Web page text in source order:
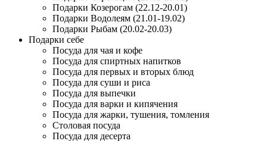
Подарки Козерогам (22.12-20.01)
Подарки Водолеям (21.01-19.02)
Подарки Рыбам (20.02-20.03)
Подарки себе
Посуда для чая и кофе
Посуда для спиртных напитков
Посуда для первых и вторых блюд
Посуда для суши и риса
Посуда для выпечки
Посуда для варки и кипячения
Посуда для жарки, тушения, томления
Столовая посуда
Посуда для десерта